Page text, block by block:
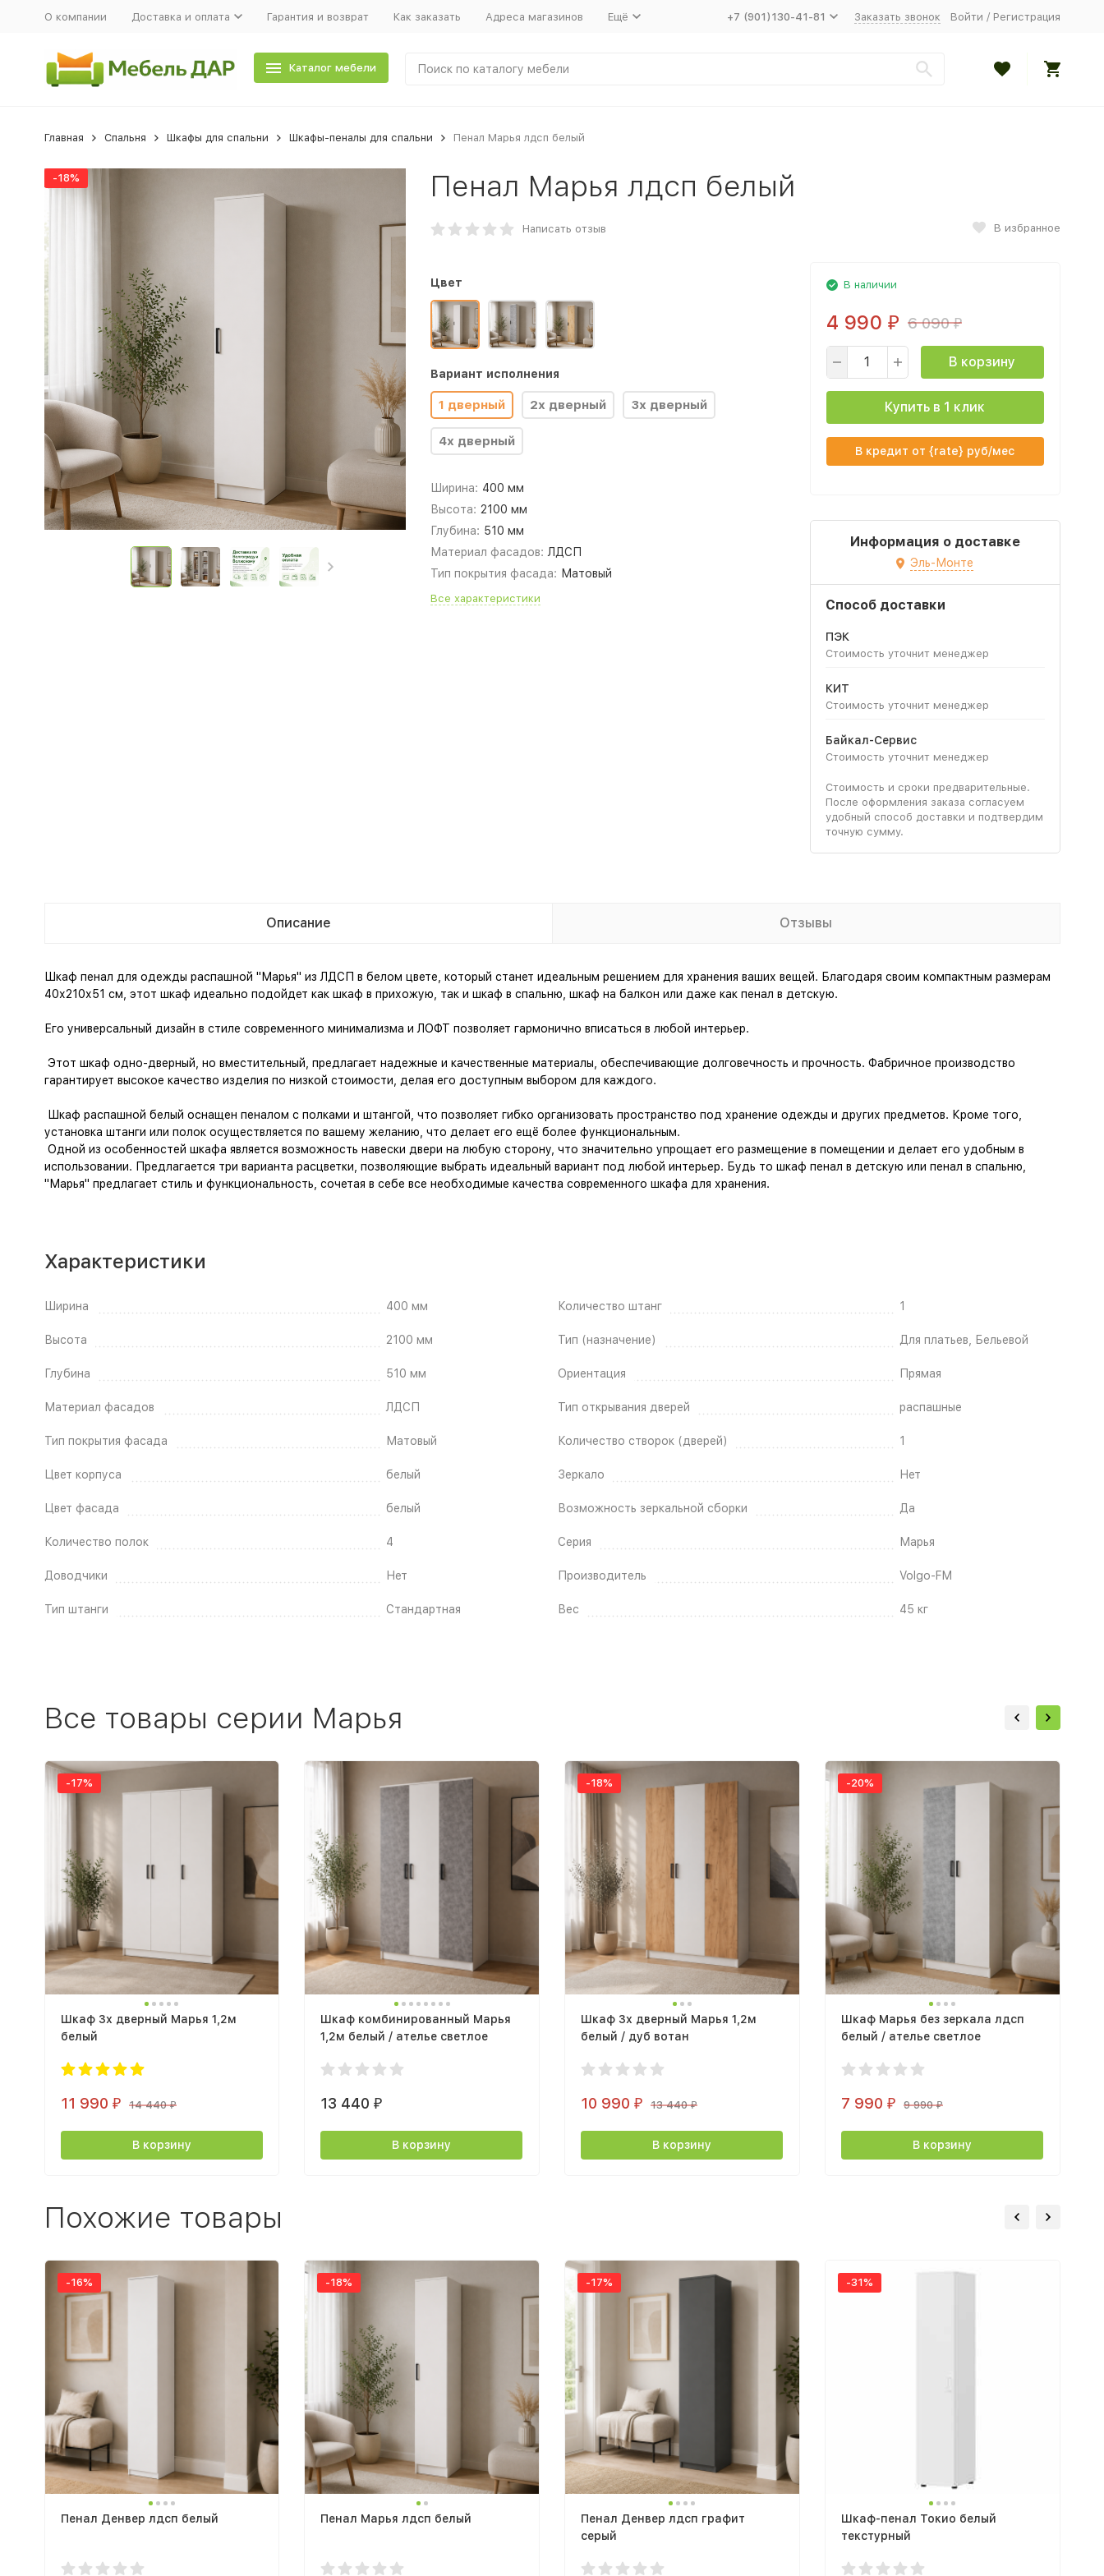
О компании Доставка и оплата Гарантия и возврат Как заказать Адреса магазинов Ещё +7 (901)130-41-81 Заказать звонок Войти / Регистрация
Каталог мебели
Главная Спальня Шкафы для спальни Шкафы-пеналы для спальни Пенал Марья лдсп белый
-18% Пенал Марья лдсп белый
Написать отзыв В избранное
Цвет
Вариант исполнения
1 дверный 2х дверный 3х дверный
4х дверный
Ширина: 400 мм
Высота: 2100 мм
Глубина: 510 мм
Материал фасадов: ЛДСП
Тип покрытия фасада: Матовый
Все характеристики
В наличии
4 990 ₽ 6 090₽
В корзину
Купить в 1 клик
В кредит от {rate} руб/мес
Информация о доставке
Эль-Монте
Способ доставки
ПЭК
Стоимость уточнит менеджер
КИТ
Стоимость уточнит менеджер
Байкал-Сервис
Стоимость уточнит менеджер
Стоимость и сроки предварительные.
После оформления заказа согласуем
удобный способ доставки и подтвердим
точную сумму.
Описание Отзывы
Шкаф пенал для одежды распашной "Марья" из ЛДСП в белом цвете, который станет идеальным решением для хранения ваших вещей. Благодаря своим компактным размерам
40х210х51 см, этот шкаф идеально подойдет как шкаф в прихожую, так и шкаф в спальню, шкаф на балкон или даже как пенал в детскую.
Его универсальный дизайн в стиле современного минимализма и ЛОФТ позволяет гармонично вписаться в любой интерьер.
Этот шкаф одно-дверный, но вместительный, предлагает надежные и качественные материалы, обеспечивающие долговечность и прочность. Фабричное производство
гарантирует высокое качество изделия по низкой стоимости, делая его доступным выбором для каждого.
Шкаф распашной белый оснащен пеналом с полками и штангой, что позволяет гибко организовать пространство под хранение одежды и других предметов. Кроме того,
установка штанги или полок осуществляется по вашему желанию, что делает его ещё более функциональным.
Одной из особенностей шкафа является возможность навески двери на любую сторону, что значительно упрощает его размещение в помещении и делает его удобным в
использовании. Предлагается три варианта расцветки, позволяющие выбрать идеальный вариант под любой интерьер. Будь то шкаф пенал в детскую или пенал в спальню,
"Марья" предлагает стиль и функциональность, сочетая в себе все необходимые качества современного шкафа для хранения.
Характеристики
Ширина 400 мм
Высота 2100 мм
Глубина 510 мм
Материал фасадов ЛДСП
Тип покрытия фасада Матовый
Цвет корпуса белый
Цвет фасада белый
Количество полок 4
Доводчики Нет
Тип штанги Стандартная
Количество штанг 1
Тип (назначение) Для платьев, Бельевой
Ориентация Прямая
Тип открывания дверей распашные
Количество створок (дверей) 1
Зеркало Нет
Возможность зеркальной сборки Да
Серия Марья
Производитель Volgo-FM
Вес 45 кг
Все товары серии Марья
-17%
Шкаф 3х дверный Марья 1,2м
белый
11 990 ₽ 14 440₽
В корзину
Шкаф комбинированный Марья
1,2м белый / ателье светлое
13 440₽
В корзину
-18%
Шкаф 3х дверный Марья 1,2м
белый / дуб вотан
10 990 ₽ 13 440₽
В корзину
-20%
Шкаф Марья без зеркала лдсп
белый / ателье светлое
7 990 ₽ 9 990₽
В корзину
Похожие товары
-16%
Пенал Денвер лдсп белый
-18%
Пенал Марья лдсп белый
-17%
Пенал Денвер лдсп графит
серый
-31%
Шкаф-пенал Токио белый
текстурный